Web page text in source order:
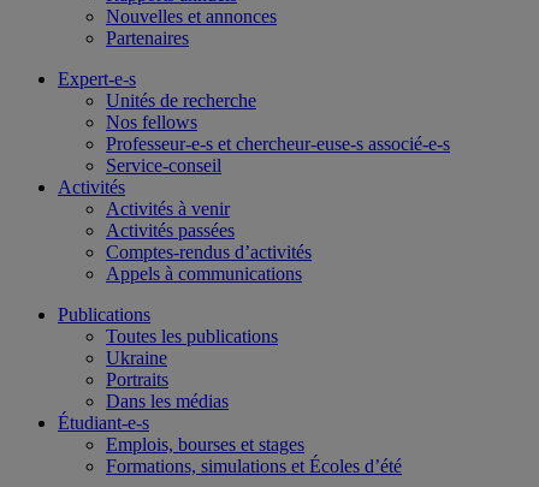
Nouvelles et annonces
Partenaires
Expert-e-s
Unités de recherche
Nos fellows
Professeur-e-s et chercheur-euse-s associé-e-s
Service-conseil
Activités
Activités à venir
Activités passées
Comptes-rendus d’activités
Appels à communications
Publications
Toutes les publications
Ukraine
Portraits
Dans les médias
Étudiant-e-s
Emplois, bourses et stages
Formations, simulations et Écoles d’été